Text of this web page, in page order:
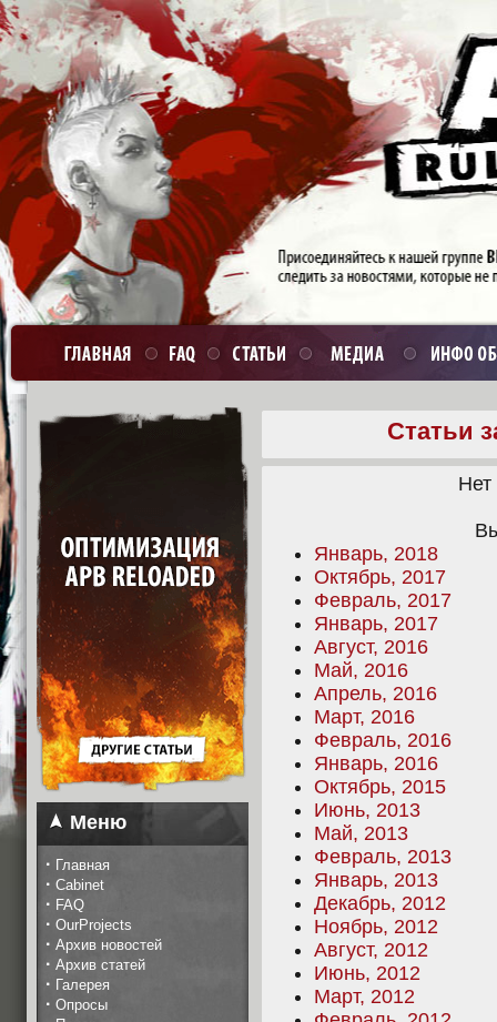
Меню
· Главная
· Cabinet
· FAQ
· OurProjects
· Архив новостей
· Архив статей
· Галерея
· Опросы
Статьи
Нет
Январь, 2018
Октябрь, 2017
Февраль, 2017
Январь, 2017
Август, 2016
Май, 2016
Апрель, 2016
Март, 2016
Февраль, 2016
Январь, 2016
Октябрь, 2015
Июнь, 2013
Май, 2013
Февраль, 2013
Январь, 2013
Декабрь, 2012
Ноябрь, 2012
Август, 2012
Июнь, 2012
Март, 2012